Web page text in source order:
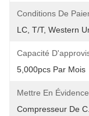
Conditions De
LC, T/T, Western
Capacité
5,000pcs Par Mois
Mettre En
Compresseur De